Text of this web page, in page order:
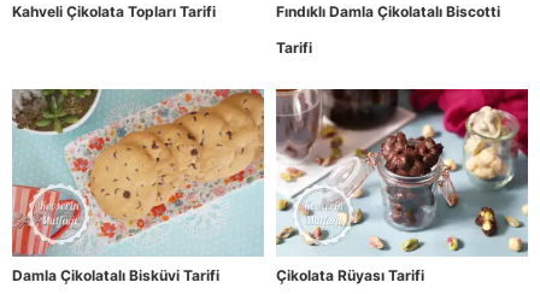
Kahveli Çikolata Topları Tarifi
Fındıklı Damla Çikolatalı Biscotti
Tarifi
Damla Çikolatalı Bisküvi Tarifi Çikolata Rüyası Tarifi